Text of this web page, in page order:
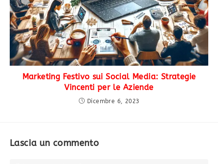
Marketing Festivo sui Social Media: Strategie
Vincenti per le Aziende
Dicembre 6, 2023
Lascia un commento